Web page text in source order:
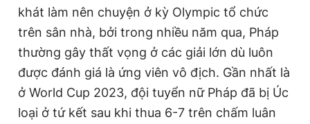
khát làm nên chuyện ở kỳ Olympic tổ chức
trên sân nhà, bởi trong nhiều năm qua, Pháp
thường gây thất vọng ở các giải lớn dù luôn
được đánh giá là ứng viên vô địch. Gần nhất là
ở World Cup 2023, đội tuyển nữ Pháp đã bị Úc
loại ở tứ kết sau khi thua 6-7 trên chấm luân